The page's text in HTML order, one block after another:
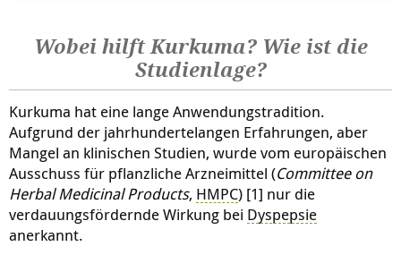
Wobei hilft Kurkuma? Wie ist die
Studienlage?
Kurkuma hat eine lange Anwendungstradition.
Aufgrund der jahrhundertelangen Erfahrungen, aber
Mangel an klinischen Studien, wurde vom europäischen
Ausschuss für pflanzliche Arzneimittel (Committee on
Herbal Medicinal Products, HMPC) [1] nur die
verdauungsfördernde Wirkung bei Dyspepsie
anerkannt.